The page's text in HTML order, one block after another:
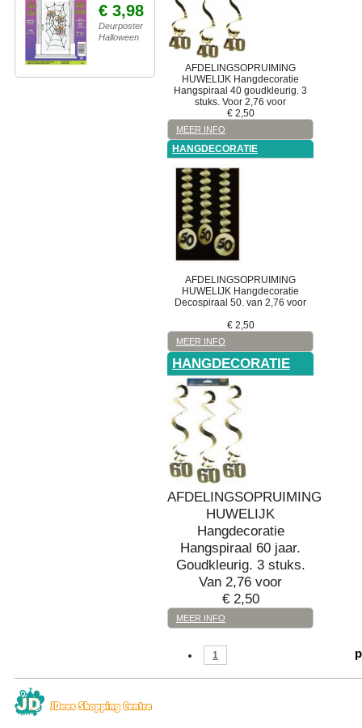
€ 3,98
Deurposter
Halloween
AFDELINGSOPRUIMING
HUWELIJK Hangdecoratie
Hangspiraal 40 goudkleurig. 3
stuks. Voor 2,76 voor
€ 2,50
MEER INFO
HANGDECORATIE
AFDELINGSOPRUIMING
HUWELIJK Hangdecoratie
Decospiraal 50. van 2,76 voor
€ 2,50
MEER INFO
HANGDECORATIE
AFDELINGSOPRUIMING
HUWELIJK
Hangdecoratie
Hangspiraal 60 jaar.
Goudkleurig. 3 stuks.
Van 2,76 voor
€ 2,50
MEER INFO
1